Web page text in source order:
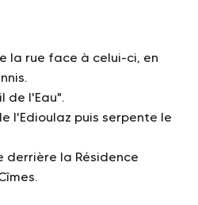
la rue face à celui-ci, en
de l'Eau".
l'Edioulaz puis serpente le
la Résidence